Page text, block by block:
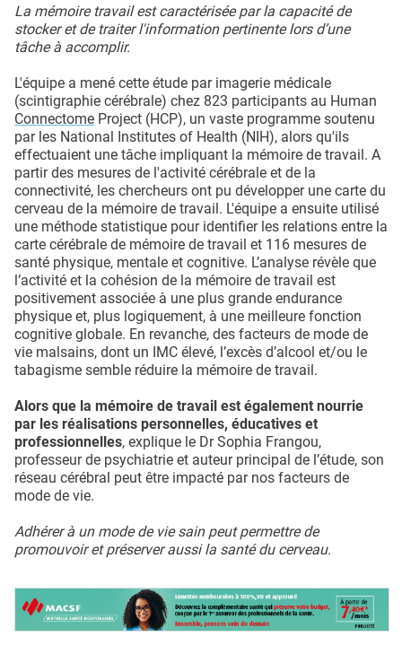
La mémoire travail est caractérisée par la capacité de
stocker et de traiter l'information pertinente lors d’une
tâche à accomplir.
L'équipe a mené cette étude par imagerie médicale
(scintigraphie cérébrale) chez 823 participants au Human
Connectome Project (HCP), un vaste programme soutenu
par les National Institutes of Health (NIH), alors qu'ils
effectuaient une tâche impliquant la mémoire de travail. A
partir des mesures de l'activité cérébrale et de la
connectivité, les chercheurs ont pu développer une carte du
cerveau de la mémoire de travail. L'équipe a ensuite utilisé
une méthode statistique pour identifier les relations entre la
carte cérébrale de mémoire de travail et 116 mesures de
santé physique, mentale et cognitive. L’analyse révèle que
l’activité et la cohésion de la mémoire de travail est
positivement associée à une plus grande endurance
physique et, plus logiquement, à une meilleure fonction
cognitive globale. En revanche, des facteurs de mode de
vie malsains, dont un IMC élevé, l’excès d’alcool et/ou le
tabagisme semble réduire la mémoire de travail.
Alors que la mémoire de travail est également nourrie
par les réalisations personnelles, éducatives et
professionnelles, explique le Dr Sophia Frangou,
professeur de psychiatrie et auteur principal de l’étude, son
réseau cérébral peut être impacté par nos facteurs de
mode de vie.
Adhérer à un mode de vie sain peut permettre de
promouvoir et préserver aussi la santé du cerveau.